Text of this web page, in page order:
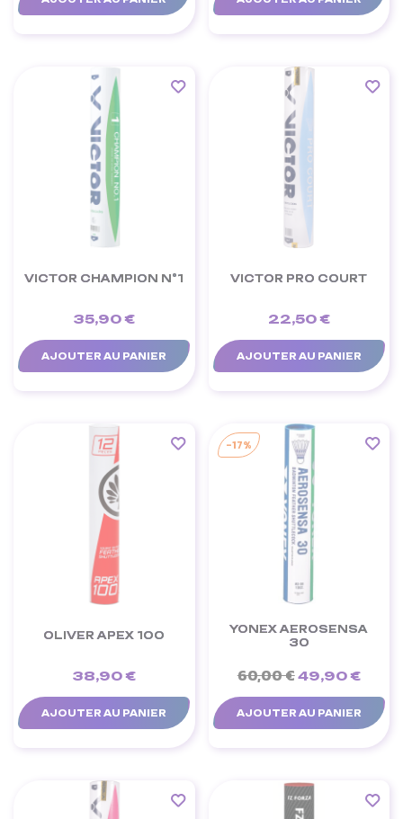
VICTOR CHAMPION N°1
35,90 €
AJOUTER AU PANIER
VICTOR PRO COURT
22,50 €
AJOUTER AU PANIER
OLIVER APEX 100
38,90 €
AJOUTER AU PANIER
YONEX AEROSENSA
30
60,00 €49,90 €
AJOUTER AU PANIER
-17%